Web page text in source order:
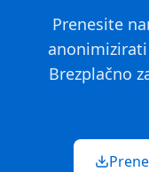
Prenesite
Brezplačno